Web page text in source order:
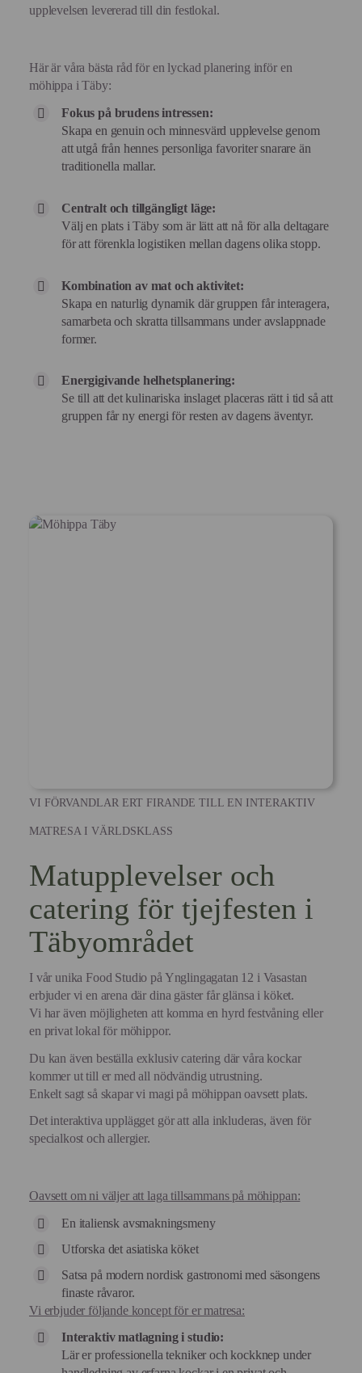
upplevelsen levererad till din festlokal.
Här är våra bästa råd för en lyckad planering inför en
möhippa i Täby:
Fokus på brudens intressen:
Skapa en genuin och minnesvärd upplevelse genom
att utgå från hennes personliga favoriter snarare än
traditionella mallar.
Centralt och tillgängligt läge:
Välj en plats i Täby som är lätt att nå för alla deltagare
för att förenkla logistiken mellan dagens olika stopp.
Kombination av mat och aktivitet:
Skapa en naturlig dynamik där gruppen får interagera,
samarbeta och skratta tillsammans under avslappnade
former.
Energigivande helhetsplanering:
Se till att det kulinariska inslaget placeras rätt i tid så att
gruppen får ny energi för resten av dagens äventyr.
VI FÖRVANDLAR ERT FIRANDE TILL EN INTERAKTIV
MATRESA I VÄRLDSKLASS
Matupplevelser och
catering för tjejfesten i
Täbyområdet
I vår unika Food Studio på Ynglingagatan 12 i Vasastan
erbjuder vi en arena där dina gäster får glänsa i köket.
Vi har även möjligheten att komma en hyrd festvåning eller
en privat lokal för möhippor.
Du kan även beställa exklusiv catering där våra kockar
kommer ut till er med all nödvändig utrustning.
Enkelt sagt så skapar vi magi på möhippan oavsett plats.
Det interaktiva upplägget gör att alla inkluderas, även för
specialkost och allergier.
Oavsett om ni väljer att laga tillsammans på möhippan:
En italiensk avsmakningsmeny
Utforska det asiatiska köket
Satsa på modern nordisk gastronomi med säsongens
finaste råvaror.
Vi erbjuder följande koncept för er matresa:
Interaktiv matlagning i studio:
Lär er professionella tekniker och kockknep under